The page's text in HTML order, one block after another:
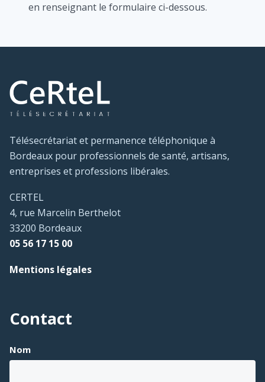
en renseignant le formulaire ci-dessous.
Télésecrétariat et permanence téléphonique à
Bordeaux pour professionnels de santé, artisans,
entreprises et professions libérales.
CERTEL
4, rue Marcelin Berthelot
33200 Bordeaux
05 56 17 15 00
Mentions légales
Contact
Nom